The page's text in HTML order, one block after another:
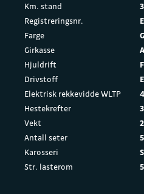
Km. stand
Registreringsnr.
Farge
Girkasse
Hjuldrift
Drivstoff
Elektrisk rekkevidde WLTP
Hestekrefter
Vekt
Antall seter
5
Karosseri
Str. lasterom